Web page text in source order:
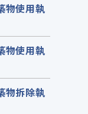
物使用執
物使用執
物拆除執